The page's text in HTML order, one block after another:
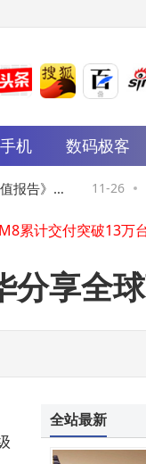
机 数码极客
告》发 11-26
布
标
中国AI应用跑出全球
Momentum 2025大
突破200万下载：首
Momentum 2025
分享全
全站最新